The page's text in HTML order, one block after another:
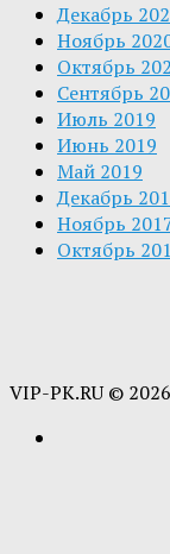
Декабрь
Ноябрь
Октябрь
Сентябрь
Июль 2019
Июнь 2019
Май 2019
Декабрь
Ноябрь
Октябрь
VIP-PK.RU ©